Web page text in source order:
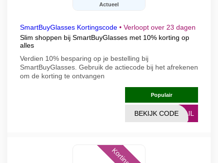
Actueel
SmartBuyGlasses Kortingscode • Verloopt over 23 dagen
Slim shoppen bij SmartBuyGlasses met 10% korting op
alles
Verdien 10% besparing op je bestelling bij
SmartBuyGlasses. Gebruik de actiecode bij het afrekenen
om de korting te ontvangen
Populair
MAIL
BEKIJK CODE